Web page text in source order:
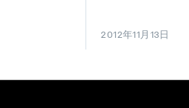
2012年11月13日